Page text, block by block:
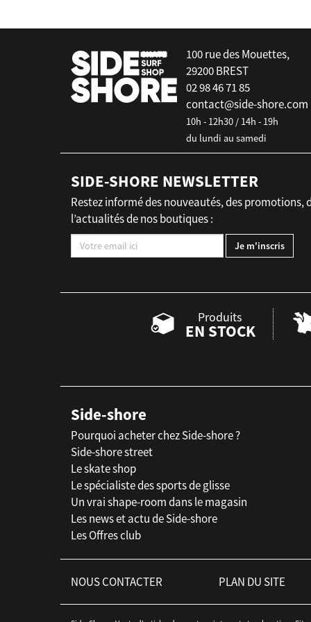
100 rue des Mouettes,
29200 BREST
02 98 46 71 85
contact@side-shore.com
10h - 12h30 / 14h - 19h
du lundi au samedi
SIDE-SHORE NEWSLETTER
Restez informé des nouveautés, des promotions,
l’actualités de nos boutiques :
Produits
EN STOCK
Side-shore
Pourquoi acheter chez Side-shore ?
Side-shore street
Le skate shop
Le spécialiste des sports de glisse
Un vrai shape-room dans le magasin
Les news et actu de Side-shore
Les Offres club
NOUS CONTACTER PLAN DU SITE